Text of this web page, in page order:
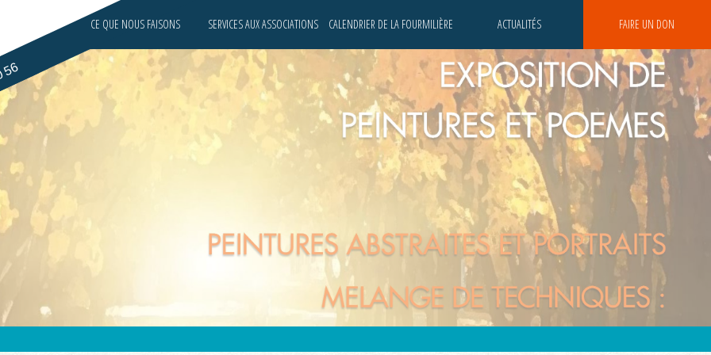
CE QUE NOUS FAISONS SERVICES AUX ASSOCIATIONS CALENDRIER DE LA FOURMILIÈRE ACTUALITÉS FAIRE UN DON